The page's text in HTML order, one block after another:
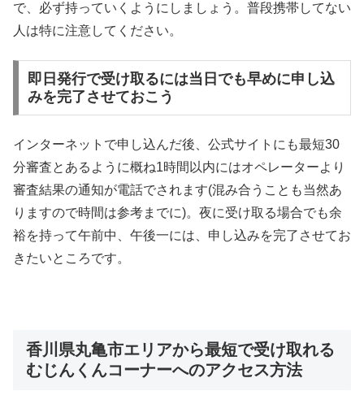
で、必ず持っていくようにしましょう。普段携帯してない
人は特に注意してください。
即日発行で受け取るには当日でも早めに申し込
みを完了させておこう
インターネットで申し込んだ後、公式サイトにも最短30
分審査とあるように概ね1時間以内にはオペレーターより
審査結果の通知が電話でされます(混み合うことも当然あ
りますので時間は参考までに)。夜に受け取る場合でも余
裕を持って午前中、午後一には、申し込みを完了させてお
きたいところです。
香川県丸亀市エリアから最短で受け取れる
むじんくんコーナーへのアクセス方法